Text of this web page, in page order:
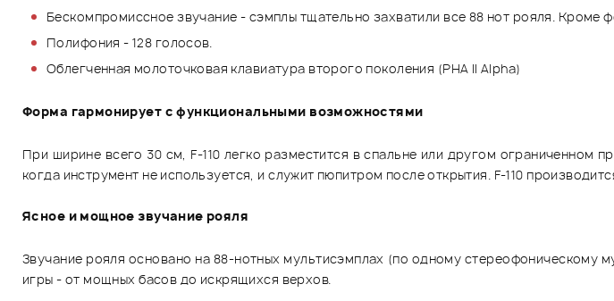
Бескомпромиссное звучание - сэмплы тщательно захватили все 88 нот рояля. Кроме
Полифония - 128 голосов.
Облегченная молоточковая клавиатура второго поколения (PHA II Alpha)
Форма гармонирует с функциональными возможностями
При ширине всего 30 см, F-110 легко разместится в спальне или другом ограниченном
когда инструмент не используется, и служит пюпитром после открытия. F-110
Ясное и мощное звучание рояля
Звучание рояля основано на 88-нотных мультисэмплах (по одному стереофоническому
игры - от мощных басов до искрящихся верхов.